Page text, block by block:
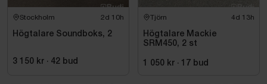
Stockholm 2d 10h
Högtalare Soundboks, 2
3 150 kr · 42 bud
Tjörn 4d 13h
Högtalare Mackie
SRM450, 2 st
1 050 kr · 17 bud